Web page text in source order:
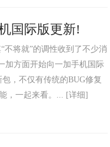
国际版更新!
不将就”的调性收到了不少消
加方面开始向一加手机国际
包，不仅有传统的BUG修复
，一起来看。... [详细]